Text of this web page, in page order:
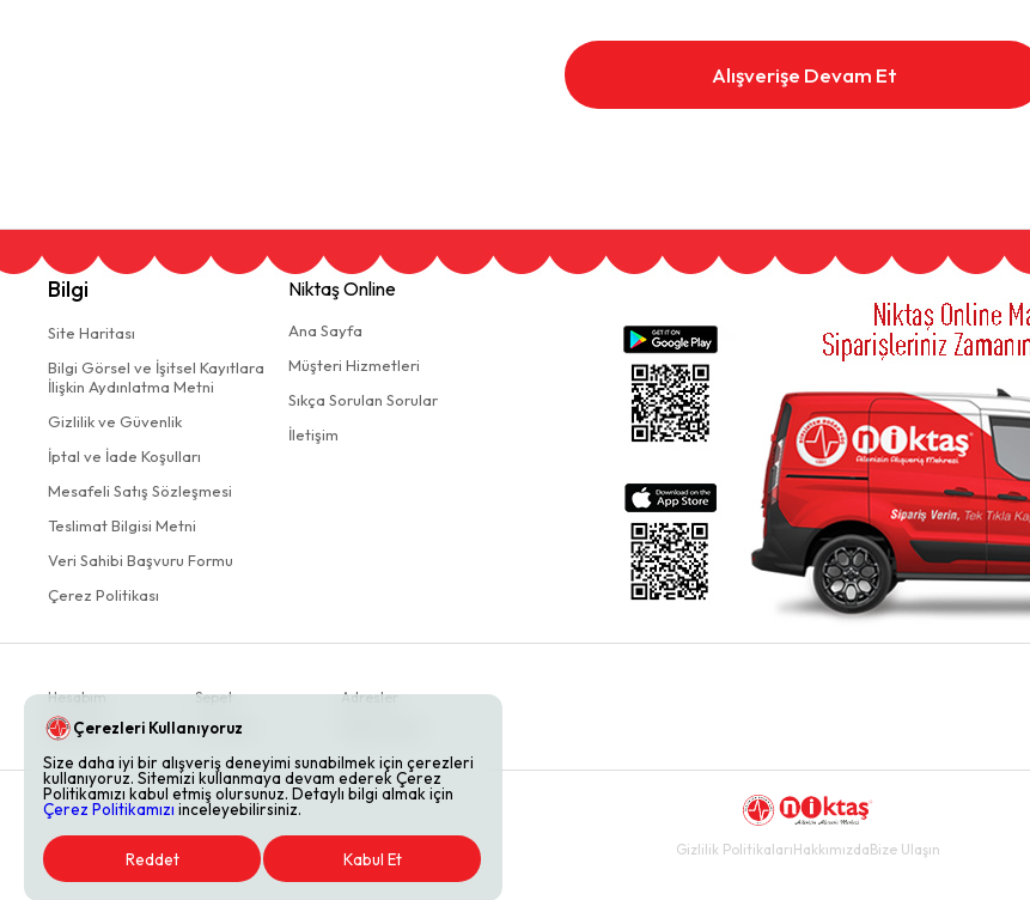
Alışverişe Devam Et
Bilgi
Site Haritası
Bilgi Görsel ve İşitsel Kayıtlara
İlişkin Aydınlatma Metni
Gizlilik ve Güvenlik
İptal ve İade Koşulları
Mesafeli Satış Sözleşmesi
Teslimat Bilgisi Metni
Veri Sahibi Başvuru Formu
Çerez Politikası
Niktaş Online
Ana Sayfa
Müşteri Hizmetleri
Sıkça Sorulan Sorular
İletişim
Hesabım
Siparişler
Sepet
Favoriler
Adresler
Gizlilik PolitikalarıHakkımızdaBize Ulaşın
Çerezleri Kullanıyoruz
Size daha iyi bir alışveriş deneyimi sunabilmek için çerezleri
kullanıyoruz. Sitemizi kullanmaya devam ederek Çerez
Politikamızı kabul etmiş olursunuz. Detaylı bilgi almak için
Çerez Politikamızı inceleyebilirsiniz.
Reddet Kabul Et